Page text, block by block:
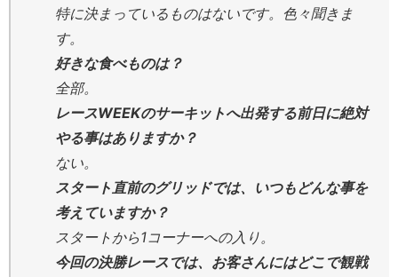
特に決まっているものはないです。色々聞きま
す。
好きな食べものは？
全部。
レースWEEKのサーキットへ出発する前日に絶対
やる事はありますか？
ない。
スタート直前のグリッドでは、いつもどんな事を
考えていますか？
スタートから1コーナーへの入り。
今回の決勝レースでは、お客さんにはどこで観戦